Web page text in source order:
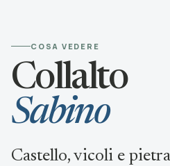
COSA VEDERE
Collalto
Sabino
Castello, vicoli e